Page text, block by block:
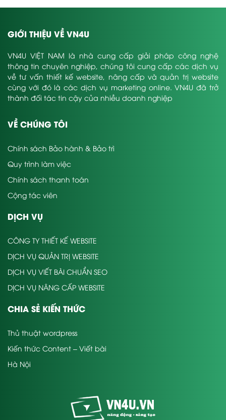
GIỚI THIỆU VỀ VN4U
VN4U VIỆT NAM là nhà cung cấp giải pháp công nghệ
thông tin chuyên nghiệp, chúng tôi cung cấp các dịch vụ
về tư vấn thiết kế website, nâng cấp và quản trị website
cùng với đó là các dịch vụ marketing online. VN4U đã trở
thành đối tác tin cậy của nhiều doanh nghiệp
VỀ CHÚNG TÔI
Chính sách Bảo hành & Bảo trì
Quy trình làm việc
Chính sách thanh toán
Cộng tác viên
DỊCH VỤ
CÔNG TY THIẾT KẾ WEBSITE
DỊCH VỤ QUẢN TRỊ WEBSITE
DỊCH VỤ VIẾT BÀI CHUẨN SEO
DỊCH VỤ NÂNG CẤP WEBSITE
CHIA SẺ KIẾN THỨC
Thủ thuật wordpress
Kiến thức Content – Viết bài
Hà Nội